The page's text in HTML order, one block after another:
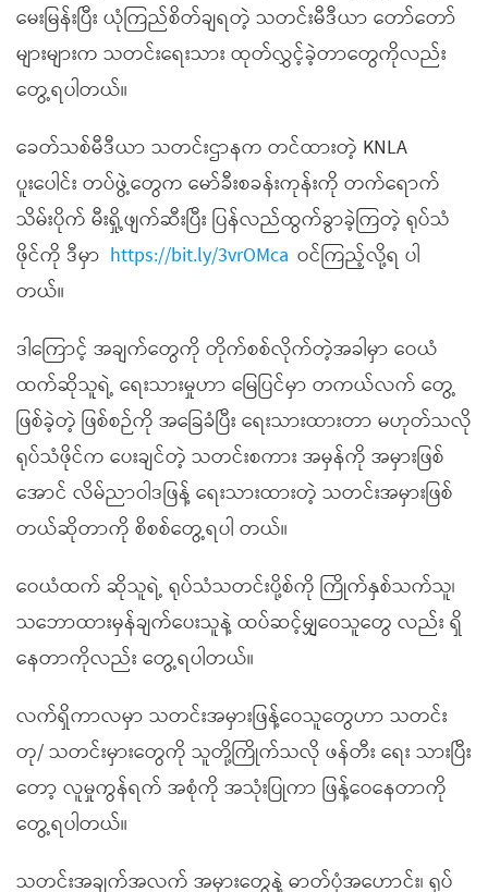
မေးမြန်းပြီး ယုံကြည်စိတ်ချရတဲ့ သတင်းမီဒီယာ တော်တော်
များများက သတင်းရေးသား ထုတ်လွှင့်ခဲ့တာတွေကိုလည်း
တွေ့ရပါတယ်။
ခေတ်သစ်မီဒီယာ သတင်းဌာနက တင်ထားတဲ့ KNLA
ပူးပေါင်း တပ်ဖွဲ့တွေက မော်ခီးစခန်းကုန်းကို တက်ရောက်
သိမ်းပိုက် မီးရှို့ဖျက်ဆီးပြီး ပြန်လည်ထွက်ခွာခဲ့ကြတဲ့ ရုပ်သံ
ဖိုင်ကို ဒီမှာ https://bit.ly/3vrOMca ဝင်ကြည့်လို့ရ ပါ
တယ်။
ဒါကြောင့် အချက်တွေကို တိုက်စစ်လိုက်တဲ့အခါမှာ ဝေယံ
ထက်ဆိုသူရဲ့ ရေးသားမှုဟာ မြေပြင်မှာ တကယ်လက် တွေ့
ဖြစ်ခဲ့တဲ့ ဖြစ်စဉ်ကို အခြေခံပြီး ရေးသားထားတာ မဟုတ်သလို
ရုပ်သံဖိုင်က ပေးချင်တဲ့ သတင်းစကား အမှန်ကို အမှားဖြစ်
အောင် လိမ်ညာဝါဒဖြန့် ရေးသားထားတဲ့ သတင်းအမှားဖြစ်
တယ်ဆိုတာကို စိစစ်တွေ့ရပါ တယ်။
ဝေယံထက် ဆိုသူရဲ့ ရုပ်သံသတင်းပို့စ်ကို ကြိုက်နှစ်သက်သူ၊
သဘောထားမှန်ချက်ပေးသူနဲ့ ထပ်ဆင့်မျှဝေသူတွေ လည်း ရှိ
နေတာကိုလည်း တွေ့ရပါတယ်။
လက်ရှိကာလမှာ သတင်းအမှားဖြန့်ဝေသူတွေဟာ သတင်း
တု/ သတင်းမှားတွေကို သူတို့ကြိုက်သလို ဖန်တီး ရေး သားပြီး
တော့ လူမှုကွန်ရက် အစုံကို‌ အသုံးပြုကာ ဖြန့်ဝေနေတာကို
တွေ့ရပါတယ်။
သတင်းအချက်အလက် အမှားတွေနဲ့ ဓာတ်ပုံအဟောင်း၊ ရုပ်